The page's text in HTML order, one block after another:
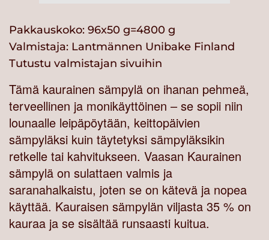
Pakkauskoko: 96x50 g=4800 g
Valmistaja: Lantmännen Unibake Finland
Tutustu valmistajan sivuihin
Tämä kaurainen sämpylä on ihanan pehmeä,
terveellinen ja monikäyttöinen – se sopii niin
lounaalle leipäpöytään, keittopäivien
sämpyläksi kuin täytetyksi sämpyläksikin
retkelle tai kahvitukseen. Vaasan Kaurainen
sämpylä on sulattaen valmis ja
saranahalkaistu, joten se on kätevä ja nopea
käyttää. Kauraisen sämpylän viljasta 35 % on
kauraa ja se sisältää runsaasti kuitua.